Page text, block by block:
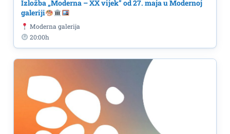
Izložba „Moderna – XX vijek” od 27. maja u Modernoj
galeriji
Moderna galerija
20:00h